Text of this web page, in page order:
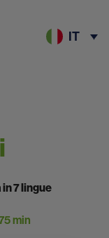
IT
7 lingue
min